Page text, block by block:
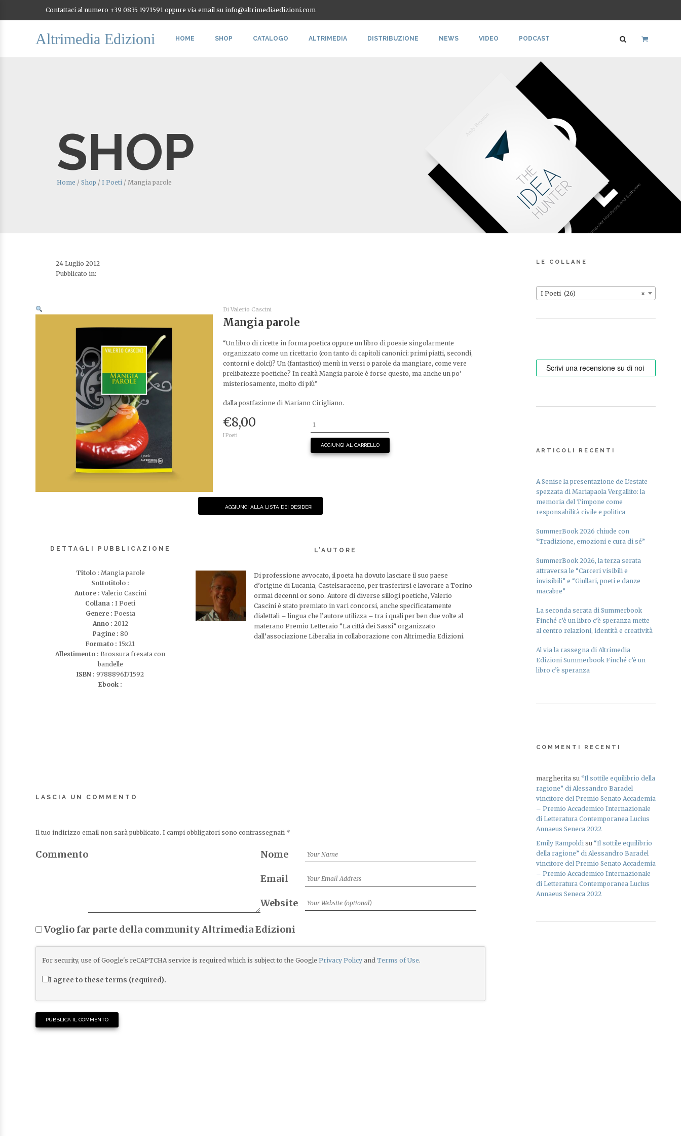
Contattaci al numero +39 0835 1971591 oppure via email su info@altrimediaedizioni.com
Altrimedia Edizioni HOME SHOP CATALOGO ALTRIMEDIA DISTRIBUZIONE NEWS VIDEO PODCAST
SHOP
Home / Shop / I Poeti/ Mangia parole
24 Luglio 2012
Pubblicato in:
Di Valerio Cascini
Mangia parole
“Un libro di ricette in forma poetica oppure un libro di poesie singolarmente
organizzato come un ricettario (con tanto di capitoli canonici: primi piatti, secondi,
contorni e dolci)? Un (fantastico) menù in versi o parole da mangiare, come vere
prelibatezze poetiche? In realtà Mangia parole è forse questo, ma anche un po’
misteriosamente, molto di più”
dalla postfazione di Mariano Cirigliano.
€8,00
I Poeti
AGGIUNGI AL CARRELLO
AGGIUNGI ALLA LISTA DEI DESIDERI
DETTAGLI PUBBLICAZIONE
Titolo : Mangia parole
Sottotitolo :
Autore :Valerio Cascini
Collana :I Poeti
Genere : Poesia
Anno : 2012
Pagine : 80
Formato : 15x21
Allestimento :Brossura fresata con
bandelle
ISBN :9788896171592
Ebook :
L’AUTORE
Di professione avvocato, il poeta ha dovuto lasciare il suo paese
d’origine di Lucania, Castelsaraceno, per trasferirsi e lavorare a Torino
ormai decenni or sono. Autore di diverse sillogi poetiche, Valerio
Cascini è stato premiato in vari concorsi, anche specificatamente
dialettali – lingua che l’autore utilizza – tra i quali per ben due volte al
materano Premio Letteraio “La città dei Sassi” organizzato
dall’associazione Liberalia in collaborazione con Altrimedia Edizioni.
LASCIA UN COMMENTO
Il tuo indirizzo email non sarà pubblicato. I campi obbligatori sono contrassegnati *
Commento Nome
Email
Website
Voglio far parte della community Altrimedia Edizioni
For security, use of Google's reCAPTCHA service is required which is subject to the Google Privacy Policy and Terms of Use.
I agree to these terms (required).
LE COLLANE
×
I Poeti (26)
ARTICOLI RECENTI
A Senise la presentazione de L’estate
spezzata di Mariapaola Vergallito: la
memoria del Timpone come
responsabilità civile e politica
SummerBook 2026 chiude con
“Tradizione, emozioni e cura di sé”
SummerBook 2026, la terza serata
attraversa le “Carceri visibili e
invisibili” e “Giullari, poeti e danze
macabre”
La seconda serata di Summerbook
Finché c’è un libro c’è speranza mette
al centro relazioni, identità e creatività
Al via la rassegna di Altrimedia
Edizioni Summerbook Finché c’è un
libro c’è speranza
COMMENTI RECENTI
margherita su “Il sottile equilibrio della
ragione” di Alessandro Baradel
vincitore del Premio Senato Accademia
– Premio Accademico Internazionale
di Letteratura Contemporanea Lucius
Annaeus Seneca 2022
Emily Rampoldi su “Il sottile equilibrio
della ragione” di Alessandro Baradel
vincitore del Premio Senato Accademia
– Premio Accademico Internazionale
di Letteratura Contemporanea Lucius
Annaeus Seneca 2022